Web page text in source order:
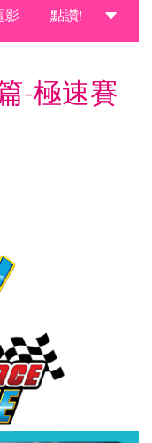
影 點讚!升級中
-極速賽